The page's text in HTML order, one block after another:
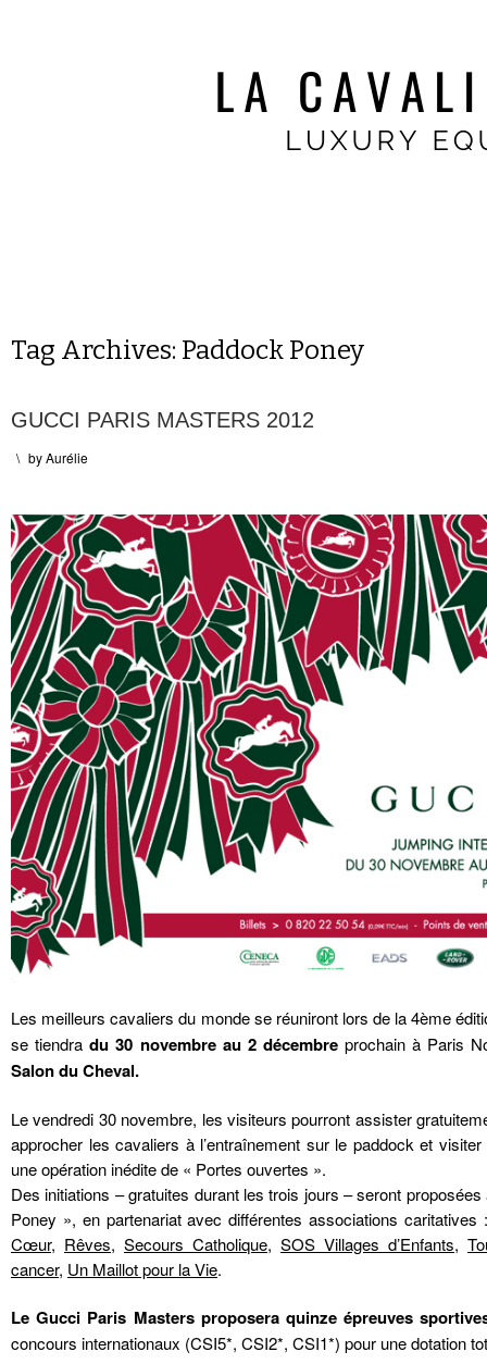
Tag Archives: Paddock Poney
GUCCI PARIS MASTERS 2012
\ byAurélie
Les meilleurs cavaliers du monde se réuniront lors de la 4ème
se tiendradu 30 novembre au 2 décembreprochain à Paris
Salon du Cheval.
Le vendredi 30 novembre, les visiteurs pourront assister
approcher les cavaliers à l’entraînement sur le paddock et
une opération inédite de « Portes ouvertes ».
Des initiations – gratuites durant les trois jours – seront
Poney », en partenariat avec différentes associations
Cœur, Rêves, Secours Catholique, SOS Villages d’Enfants,
cancer, Un Maillot pour la Vie.
Le Gucci Paris Masters proposera quinze épreuves
concours internationaux (CSI5*, CSI2*, CSI1*) pour une dotation